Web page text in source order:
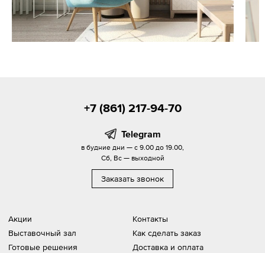
Акции
Выставочный зал
Готовые решения
Контакты
Как сделать заказ
Доставка и оплата
+7 (861) 217-94-70
Telegram
в будние дни — с 9.00 до 19.00,
Сб, Вс — выходной
Заказать звонок